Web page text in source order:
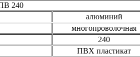
240
алюминий
многопроволочная
240
ПВХ пластикат